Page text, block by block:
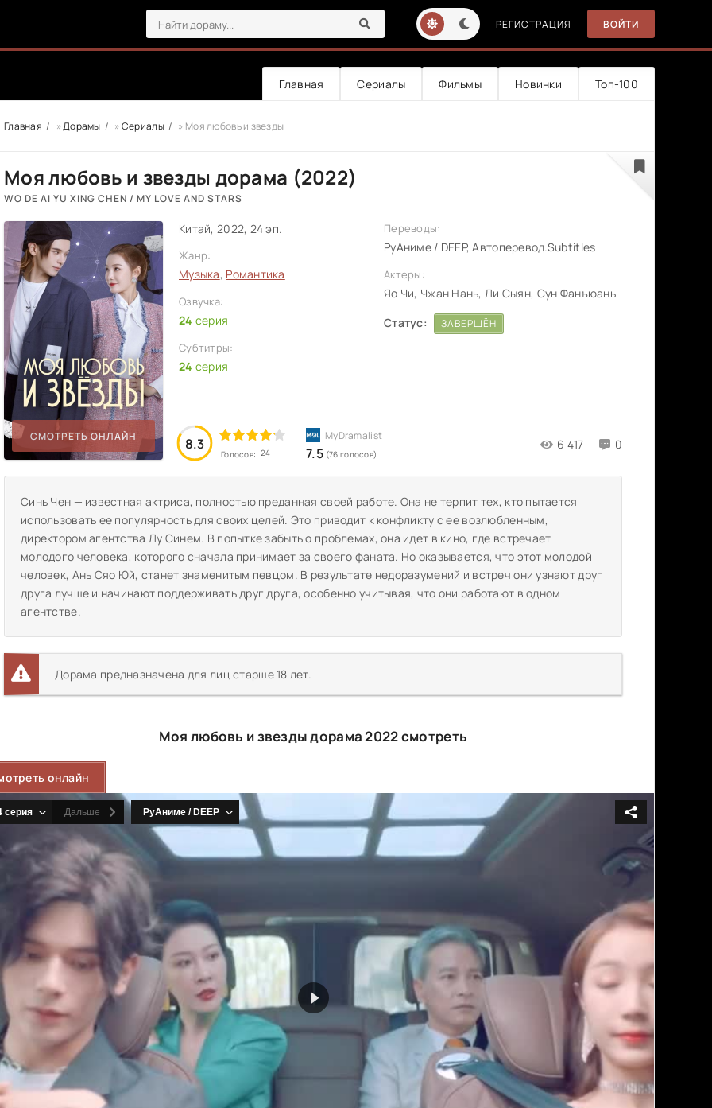
РЕГИСТРАЦИЯ ВОЙТИ
Главная Сериалы Фильмы Новинки Топ-100
Главная »Дорамы » Сериалы » Моя любовь и звезды
Моя любовь и звезды дорама (2022)
WO DE AI YU XING CHEN / MY LOVE AND STARS
СМОТРЕТЬ ОНЛАЙН
Китай, 2022, 24 эп.
Жанр:
Музыка, Романтика
Озвучка:
24 серия
Субтитры:
24 серия
8.3
Голосов: 24 7.5 (76 голосов)
6 417 0
Переводы:
РуАниме / DEEP, Автоперевод.Subtitles
Актеры:
Яо Чи, Чжан Нань, Ли Сыян, Сун Фанъюань
Статус:
ЗАВЕРШЁН
Синь Чен — известная актриса, полностью преданная своей работе. Она не терпит тех, кто пытается
использовать ее популярность для своих целей. Это приводит к конфликту с ее возлюбленным,
директором агентства Лу Синем. В попытке забыть о проблемах, она идет в кино, где встречает
молодого человека, которого сначала принимает за своего фаната. Но оказывается, что этот молодой
человек, Ань Сяо Юй, станет знаменитым певцом. В результате недоразумений и встреч они узнают друг
друга лучше и начинают поддерживать друг друга, особенно учитывая, что они работают в одном
агентстве.
Дорама предназначена для лиц старше 18 лет.
Моя любовь и звезды дорама 2022 смотреть
онлайн